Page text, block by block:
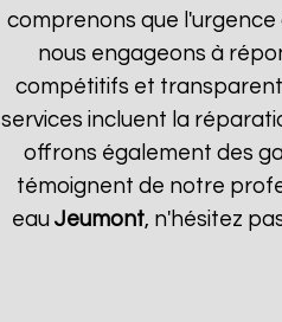
comprenons que
nous engageons à
compétitifs et
services incluent la
offrons également des
témoignent de notre
eau Jeumont, n'hésitez